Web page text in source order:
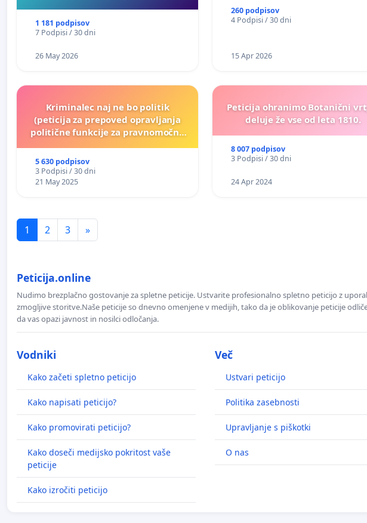
1 181 podpisov
7 Podpisi / 30 dni
26 May 2026
260 podpisov
4 Podpisi / 30 dni
15 Apr 2026
Kriminalec naj ne bo politik
(peticija za prepoved opravljanja
politične funkcije za pravnomočno
5 630 podpisov
3 Podpisi / 30 dni
21 May 2025
Peticija ohranimo Botanični
deluje že vse od leta 1810.
8 007 podpisov
3 Podpisi / 30 dni
24 Apr 2024
1 2 3 »
Peticija.online
Nudimo brezplačno gostovanje za spletne peticije. Ustvarite profesionalno spletno peticijo z
zmogljive storitve.Naše peticije so dnevno omenjene v medijih, tako da je oblikovanje peticije
da vas opazi javnost in nosilci odločanja.
Vodniki
Kako začeti spletno peticijo
Kako napisati peticijo?
Kako promovirati peticijo?
Kako doseči medijsko pokritost vaše
peticije
Kako izročiti peticijo
Več
Ustvari peticijo
Politika zasebnosti
Upravljanje s piškotki
O nas